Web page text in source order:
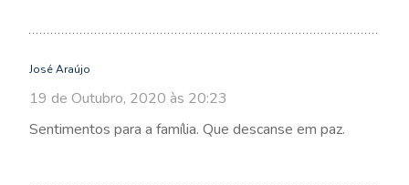
José Araújo
19 de Outubro, 2020 às 20:23
Sentimentos para a família. Que descanse em paz.